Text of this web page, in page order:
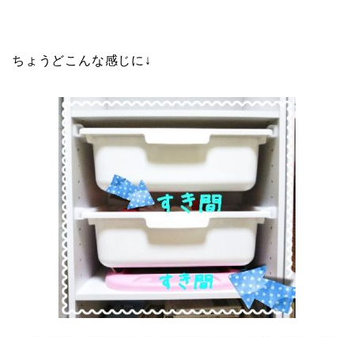
ちょうどこんな感じに↓